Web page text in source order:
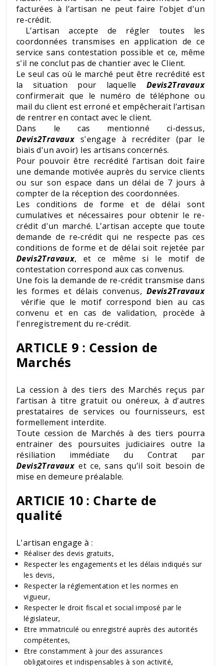
facturées à l’artisan ne peut faire l'objet d'un
re-crédit.
L’artisan accepte de régler toutes les
coordonnées transmises en application de ce
service sans contestation possible et ce, même
s'il ne conclut pas de chantier avec le Client.
Le seul cas où le marché peut être recrédité est
la situation pour laquelle Devis2Travaux
confirmerait que le numéro de téléphone ou
mail du client est erroné et empêcherait l’artisan
de rentrer en contact avec le client.
Dans le cas mentionné ci-dessus,
Devis2Travaux s'engage à recréditer (par le
biais d'un avoir) les artisans concernés.
Pour pouvoir être recrédité l’artisan doit faire
une demande motivée auprès du service clients
ou sur son espace dans un délai de 7 jours à
compter de la réception des coordonnées.
Les conditions de forme et de délai sont
cumulatives et nécessaires pour obtenir le re-
crédit d'un marché. L’artisan accepte que toute
demande de re-crédit qui ne respecte pas ces
conditions de forme et de délai soit rejetée par
Devis2Travaux, et ce même si le motif de
contestation correspond aux cas convenus.
Une fois la demande de re-crédit transmise dans
les formes et délais convenus, Devis2Travaux
vérifie que le motif correspond bien au cas
convenu et en cas de validation, procède à
l'enregistrement du re-crédit.
ARTICLE 9 : Cession de
Marchés
La cession à des tiers des Marchés reçus par
l’artisan à titre gratuit ou onéreux, à d'autres
prestataires de services ou fournisseurs, est
formellement interdite.
Toute cession de Marchés à des tiers pourra
entrainer des poursuites judiciaires outre la
résiliation immédiate du Contrat par
Devis2Travauxet ce, sans qu’il soit besoin de
mise en demeure préalable.
ARTICIE 10 : Charte de
qualité
L'artisan engage à :
Réaliser des devis gratuits,
Respecter les engagements et les délais indiqués sur
les devis,
Respecter la réglementation et les normes en
vigueur,
Respecter le droit fiscal et social imposé par le
législateur,
Etre immatriculé ou enregistré auprès des autorités
compétentes,
Etre constamment à jour des assurances
obligatoires et indispensables à son activité,